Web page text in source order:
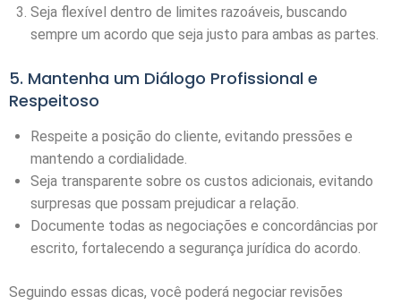
Seja flexível dentro de limites razoáveis, buscando
sempre um acordo que seja justo para ambas as partes.
5. Mantenha um Diálogo Profissional e
Respeitoso
Respeite a posição do cliente, evitando pressões e
mantendo a cordialidade.
Seja transparente sobre os custos adicionais, evitando
surpresas que possam prejudicar a relação.
Documente todas as negociações e concordâncias por
escrito, fortalecendo a segurança jurídica do acordo.
Seguindo essas dicas, você poderá negociar revisões